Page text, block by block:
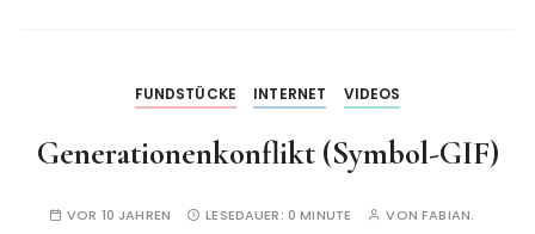
FUNDSTÜCKE INTERNET VIDEOS
Generationenkonflikt (Symbol-GIF)
VOR 10 JAHREN LESEDAUER: 0 MINUTE VONFABIAN.